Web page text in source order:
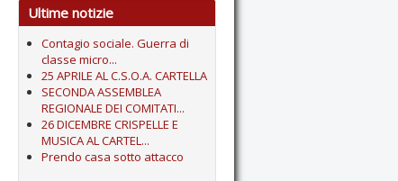
Ultime notizie
Contagio sociale. Guerra di
classe micro...
25 APRILE AL C.S.O.A. CARTELLA
SECONDA ASSEMBLEA
REGIONALE DEI COMITATI...
26 DICEMBRE CRISPELLE E
MUSICA AL CARTEL...
Prendo casa sotto attacco